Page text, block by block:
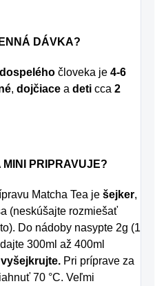
DÁVKA?
dospelého človeka je 4-6
, dojčiace a deti cca 2
PRIPRAVUJE?
Matcha Tea je šejker,
(neskúšajte rozmiešať
Do nádoby nasypte 2g (1
300ml až 400ml
vyšejkrujte. Pri príprave za
70 °C. Veľmi